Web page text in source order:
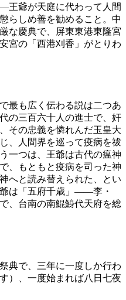
王爺が天庭に代わって人間
らしめ善を勧めること。中
な慶典で、屏東東港東隆宮
宮の「西港刈香」がとりわ
最も広く伝わる説は二つあ
の三百六十人の進士で、奸
その忠義を憐れんだ玉皇大
、人間界を巡って疫病を祓
一つは、王爺は古代の瘟神
、もともと疫病を司った神
へと読み替えられた、とい
は「五府千歳」——李・
、台南の南鯤鯓代天府を総
典で、三年に一度しか行わ
）、一度始まれば八日七夜